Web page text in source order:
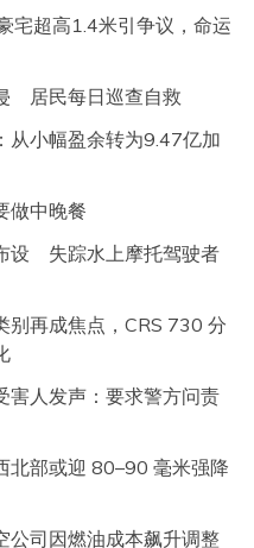
宅超高1.4米引争议，命运
居民每日巡查自救
从小幅盈余转为9.47亿加
做中晚餐
设 失踪水上摩托驾驶者
别再成焦点，CRS 730 分
害人发声：要求警方问责
部或迎 80–90 毫米强降
司因燃油成本飙升调整